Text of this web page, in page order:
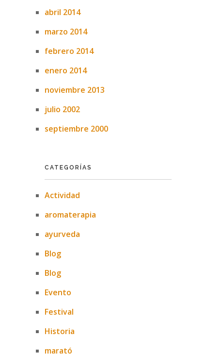
abril 2014
marzo 2014
febrero 2014
enero 2014
noviembre 2013
julio 2002
septiembre 2000
CATEGORÍAS
Actividad
aromaterapia
ayurveda
Blog
Blog
Evento
Festival
Historia
marató